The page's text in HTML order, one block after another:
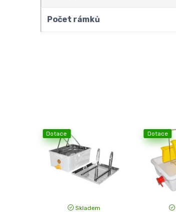
Počet rámků
Dotace
Skladem
Dotace